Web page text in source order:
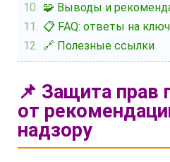
🧩 Выводы и
📋 FAQ: ответы на
🔗 Полезные ссылки
📌 Защита прав
от
надзору